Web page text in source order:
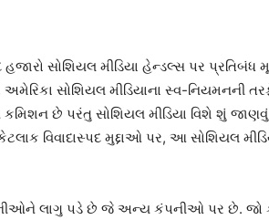
સોશિયલ મીડિયા હેન્ડલ્સ પર પ્રતિબંધ
સોશિયલ મીડિયાના સ્વ-નિયમનની
છે પરંતુ સોશિયલ મીડિયા વિશે શું
વિવાદાસ્પદ મુદ્દાઓ પર, આ સોશિયલ
લાગુ પડે છે જે અન્ય કંપનીઓ પર છે. જો